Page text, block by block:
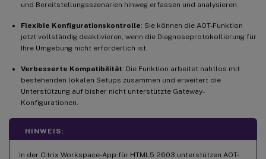
und Bereitstellungsszenarien hinweg erfassen und analysieren.
Flexible Konfigurationskontrolle: Sie können die AOT-Funktion
jetzt vollständig deaktivieren, wenn die Diagnoseprotokollierung für
Ihre Umgebung nicht erforderlich ist.
Verbesserte Kompatibilität: Die Funktion arbeitet nahtlos mit
bestehenden lokalen Setups zusammen und erweitert die
Unterstützung auf bisher nicht unterstützte Gateway-
Konfigurationen.
HINWEIS:
In der Citrix Workspace-App für HTML5 2603 unterstützen AOT-